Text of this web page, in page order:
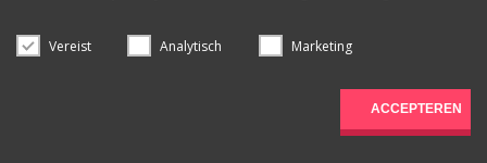
Ik heb een tijdelijk
Offerte
aanvragen
Vereist Analytisch Marketing
ACCEPTEREN